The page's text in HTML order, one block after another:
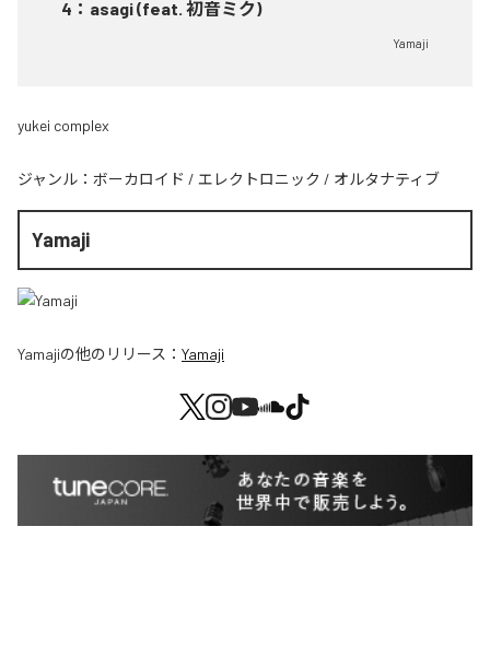
4 ： asagi (feat. 初音ミク)
Yamaji
yukei complex
ジャンル： ボーカロイド / エレクトロニック / オルタナティブ
Yamaji
Yamajiの他のリリース： Yamaji